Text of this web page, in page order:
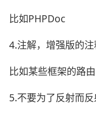
比如PHPDoc
4.注解，增强版的
比如某些框架的路
5.不要为了反射而